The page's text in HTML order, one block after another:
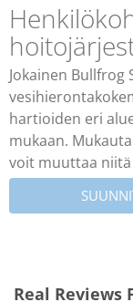
Jokainen Bullfrog
hartioiden eri
mukaan.
voit muuttaa
Real Reviews